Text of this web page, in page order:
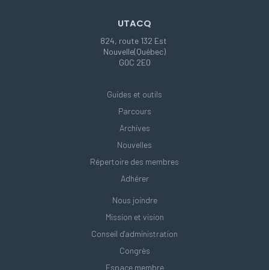
UTACQ
824, route 132 Est
Nouvelle(Québec)
G0C 2E0
Guides et outils
Parcours
Archives
Nouvelles
Répertoire des membres
Adhérer
Nous joindre
Mission et vision
Conseil d'administration
Congrès
Espace membre